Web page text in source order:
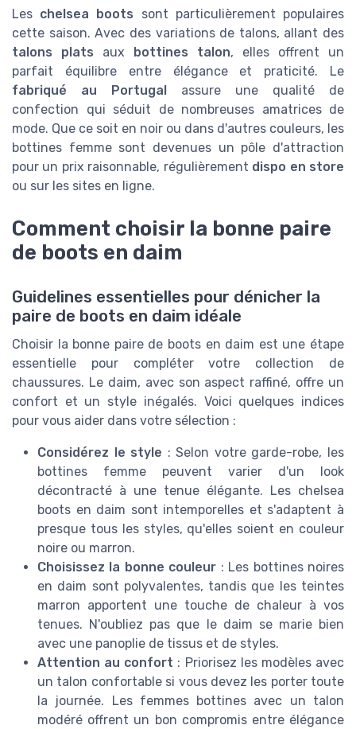
Les chelsea boots sont particulièrement populaires
cette saison. Avec des variations de talons, allant des
talons plats aux bottines talon, elles offrent un
parfait équilibre entre élégance et praticité. Le
fabriqué au Portugal assure une qualité de
confection qui séduit de nombreuses amatrices de
mode. Que ce soit en noir ou dans d'autres couleurs, les
bottines femme sont devenues un pôle d'attraction
pour un prix raisonnable, régulièrement dispo en store
ou sur les sites en ligne.
Comment choisir la bonne paire
de boots en daim
Guidelines essentielles pour dénicher la
paire de boots en daim idéale
Choisir la bonne paire de boots en daim est une étape
essentielle pour compléter votre collection de
chaussures. Le daim, avec son aspect raffiné, offre un
confort et un style inégalés. Voici quelques indices
pour vous aider dans votre sélection :
Considérez le style : Selon votre garde-robe, les
bottines femme peuvent varier d'un look
décontracté à une tenue élégante. Les chelsea
boots en daim sont intemporelles et s'adaptent à
presque tous les styles, qu'elles soient en couleur
noire ou marron.
Choisissez la bonne couleur : Les bottines noires
en daim sont polyvalentes, tandis que les teintes
marron apportent une touche de chaleur à vos
tenues. N'oubliez pas que le daim se marie bien
avec une panoplie de tissus et de styles.
Attention au confort : Priorisez les modèles avec
un talon confortable si vous devez les porter toute
la journée. Les femmes bottines avec un talon
modéré offrent un bon compromis entre élégance